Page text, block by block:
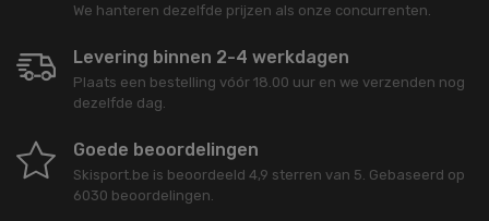
We hanteren dezelfde prijzen als onze concurrenten.
Levering binnen 2-4 werkdagen
Plaats een bestelling vóór 18.00 uur en we verzenden nog
dezelfde dag.
Goede beoordelingen
Skisport.be is beoordeeld 4,9 sterren van 5. Gebaseerd op
6030 beoordelingen.